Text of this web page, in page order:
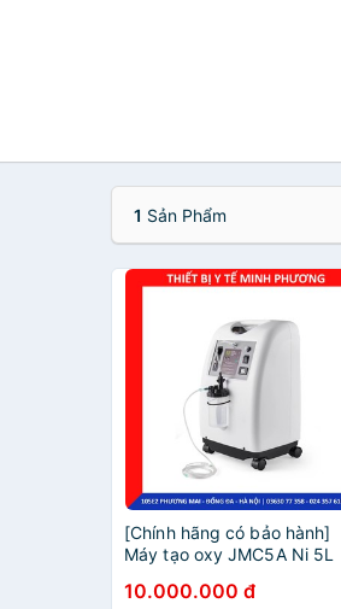
1 Sản Phẩm
[Chính hãng có bảo hành]
Máy tạo oxy JMC5A Ni 5L
khẩu
10.000.000 đ